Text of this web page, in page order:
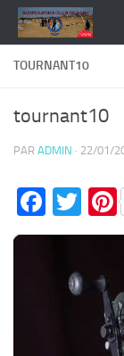
Skip to content
TOURNANT10
tournant10
PAR ADMIN · 22/01/